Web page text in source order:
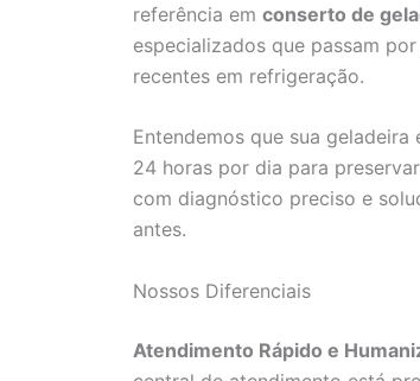
referência em conserto de
especializados que passam
recentes em refrigeração.
Entendemos que sua
24 horas por dia para
com diagnóstico preciso e
antes.
Nossos Diferenciais
Atendimento Rápido e